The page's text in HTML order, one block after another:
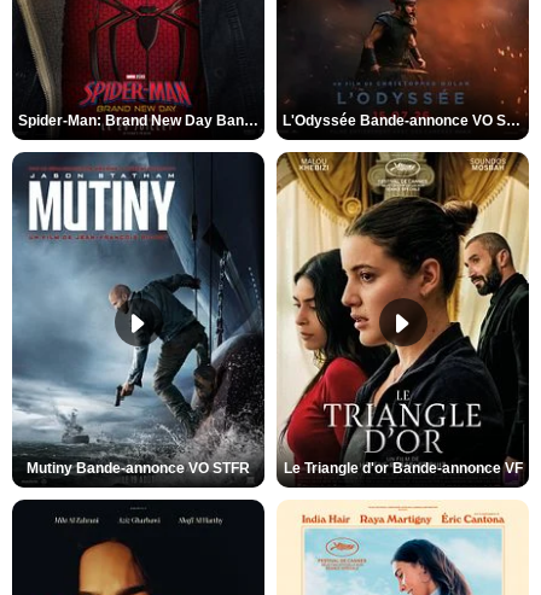
Spider-Man: Brand New Day Bande-annonce VO STFR L'Odyssée Bande-annonce VO STFR
Mutiny Bande-annonce VO STFR Le Triangle d'or Bande-annonce VF